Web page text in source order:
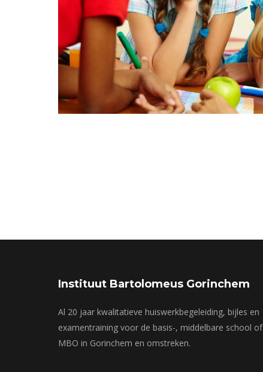
Instituut Bartolomeus Gorinchem
Al 20 jaar kwalitatieve huiswerkbegeleiding, bijles en
examentraining voor de basis-, middelbare school of
MBO in Gorinchem en omstreken.